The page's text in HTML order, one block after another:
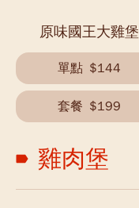
原味國王大雞堡
單點 $144
套餐 $199
雞肉堡